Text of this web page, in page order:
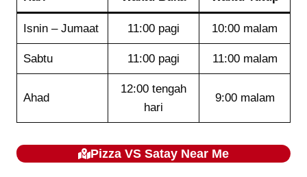
Isnin – Jumaat 11:00 pagi 10:00 malam
Sabtu 11:00 pagi 11:00 malam
Ahad
12:00 tengah
hari
9:00 malam
Pizza VS Satay Near Me